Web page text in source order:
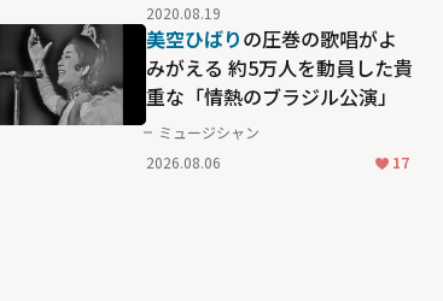
2020.08.19
美空ひばりの圧巻の歌唱がよ
みがえる 約5万人を動員した貴
重な「情熱のブラジル公演」
ミュージシャン
2026.08.06
17